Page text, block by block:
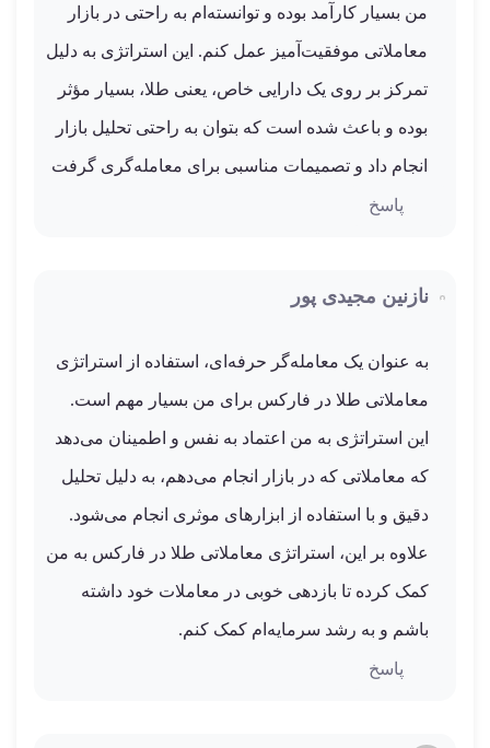
من بسیار کارآمد بوده و توانسته‌ام به راحتی در بازار
معاملاتی موفقیت‌آمیز عمل کنم. این استراتژی به دلیل
تمرکز بر روی یک دارایی خاص، یعنی طلا، بسیار مؤثر
بوده و باعث شده است که بتوان به راحتی تحلیل بازار
انجام داد و تصمیمات مناسبی برای معامله‌گری گرفت
پاسخ
نازنین مجیدی پور
به عنوان یک معامله‌گر حرفه‌ای، استفاده از استراتژی
معاملاتی طلا در فارکس برای من بسیار مهم است.
این استراتژی به من اعتماد به نفس و اطمینان می‌دهد
که معاملاتی که در بازار انجام می‌دهم، به دلیل تحلیل
دقیق و با استفاده از ابزارهای موثری انجام می‌شود.
علاوه بر این، استراتژی معاملاتی طلا در فارکس به من
کمک کرده تا بازدهی خوبی در معاملات خود داشته
باشم و به رشد سرمایه‌ام کمک کنم.
پاسخ